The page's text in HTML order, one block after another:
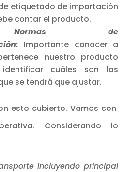
etiquetado de importación
contar el producto.
Normas de
Importante conocer a
nuestro producto
cuáles son las
se tendrá que ajustar.
esto cubierto. Vamos con
Considerando lo
incluyendo principal